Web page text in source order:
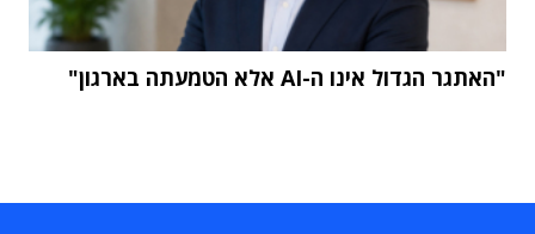
"האתגר הגדול אינו ה-AI אלא הטמעתה בארגון"